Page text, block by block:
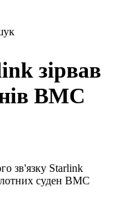
зірвав
ВМС
зв'язку Starlink
суден ВМС